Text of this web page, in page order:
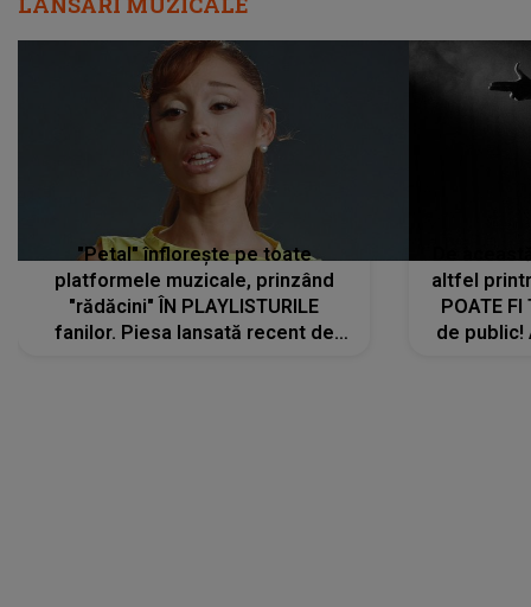
"Petal" înflorește pe toate
platformele muzicale, prinzând
"rădăcini" ÎN PLAYLISTURILE
fanilor. Piesa lansată recent de
altfel
POATE FI
de public!